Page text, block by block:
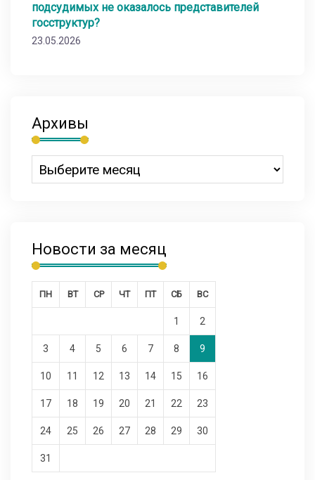
подсудимых не оказалось представителей
госструктур?
23.05.2026
Архивы
Новости за месяц
ПН ВТ СР ЧТ ПТ СБ ВС
1 2
3 4 5 6 7 8 9
10 11 12 13 14 15 16
17 18 19 20 21 22 23
24 25 26 27 28 29 30
31